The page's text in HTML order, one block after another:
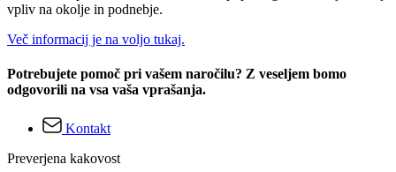
vpliv na okolje in podnebje.
Več informacij je na voljo tukaj.
Potrebujete pomoč pri vašem naročilu? Z veseljem bomo
odgovorili na vsa vaša vprašanja.
Kontakt
Preverjena kakovost